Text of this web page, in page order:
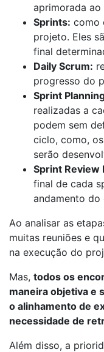
aprimorada
Sprints: como
projeto. Eles
final
Daily Scrum:
progresso do
Sprint
realizadas a
podem sem
ciclo, como,
serão
Sprint Review
final de cada
andamento do
Ao analisar as
muitas reuniões e
na execução do
Mas, todos os
maneira objetiva e
o alinhamento de
necessidade de
Além disso, a